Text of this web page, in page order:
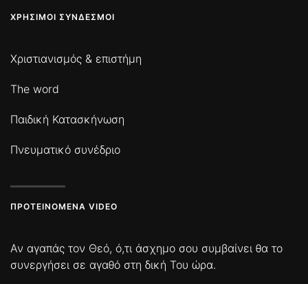
ΧΡΉΣΙΜΟΙ ΣΎΝΔΕΣΜΟΙ
Χριστιανισμός & επιστήμη
The word
Παιδική Κατασκήνωση
Πνευματικό συνέδριο
ΠΡΟΤΕΙΝΌΜΕΝΑ VIDEO
Αν αγαπάς τον Θεό, ό,τι άσχημο σου συμβαίνει θα το
συνεργήσει σε αγαθό στη δική Του ώρα.